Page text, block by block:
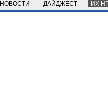
НОВОСТИ ДАЙДЖЕСТ ИХ